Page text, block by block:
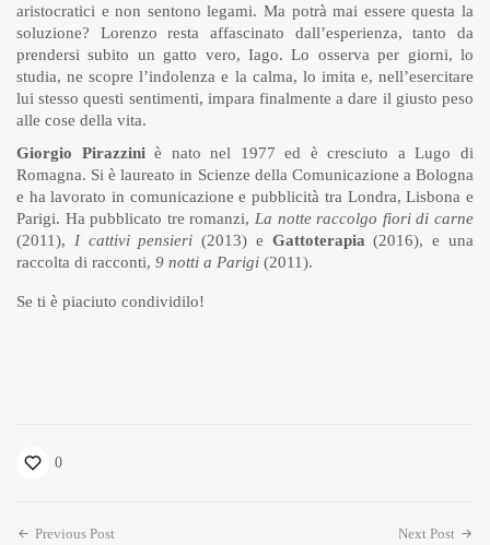
aristocratici e non sentono legami. Ma potrà mai essere questa la
soluzione? Lorenzo resta affascinato dall’esperienza, tanto da
prendersi subito un gatto vero, Iago. Lo osserva per giorni, lo
studia, ne scopre l’indolenza e la calma, lo imita e, nell’esercitare
lui stesso questi sentimenti, impara finalmente a dare il giusto peso
alle cose della vita.
Giorgio Pirazziniè nato nel 1977 ed è cresciuto a Lugo di
Romagna. Si è laureato in Scienze della Comunicazione a Bologna
e ha lavorato in comunicazione e pubblicità tra Londra, Lisbona e
Parigi. Ha pubblicato tre romanzi, La notte raccolgo fiori di carne
(2011), I cattivi pensieri (2013) e Gattoterapia(2016), e una
raccolta di racconti, 9 notti a Parigi (2011).
Se ti è piaciuto condividilo!
0
Previous Post
Next Post